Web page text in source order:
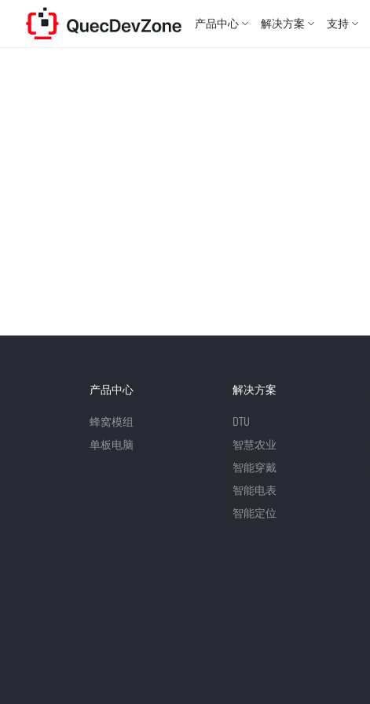
产品中心 解决方案 支持
产品中心
蜂窝模组
单板电脑
解决方案
DTU
智慧农业
智能穿戴
智能电表
智能定位